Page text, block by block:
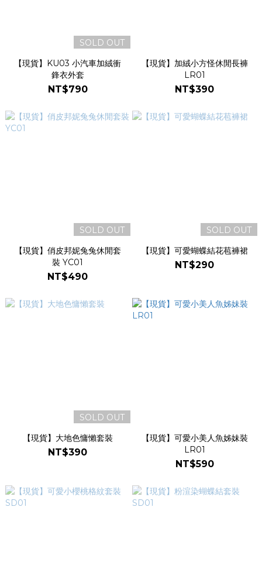
SOLD OUT
【現貨】KU03 小汽車加絨衝
鋒衣外套
NT$790
【現貨】加絨小方怪休閒長褲
LR01
NT$390
SOLD OUT
【現貨】俏皮邦妮兔兔休閒套
裝 YC01
NT$490
SOLD OUT
【現貨】可愛蝴蝶結花苞褲裙
NT$290
SOLD OUT
【現貨】大地色慵懶套裝
NT$390
【現貨】可愛小美人魚姊妹裝
LR01
NT$590